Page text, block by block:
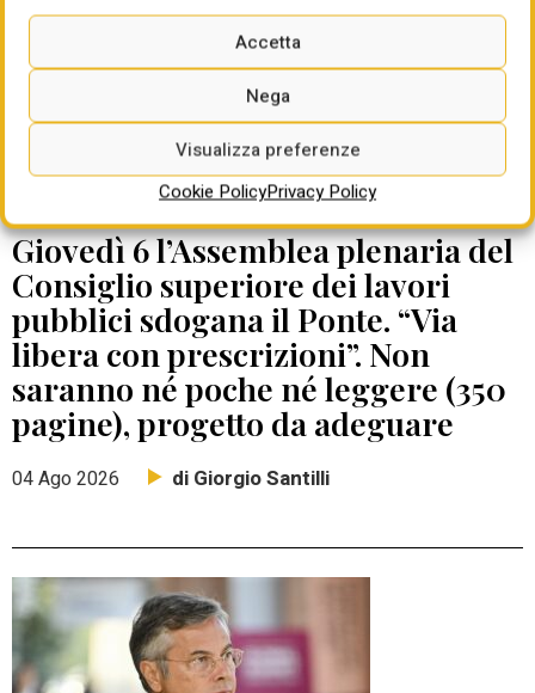
Accetta
Nega
Visualizza preferenze
Cookie PolicyPrivacy Policy
DATE DA RICORDARE
Giovedì 6 l’Assemblea plenaria del
Consiglio superiore dei lavori
pubblici sdogana il Ponte. “Via
libera con prescrizioni”. Non
saranno né poche né leggere (350
pagine), progetto da adeguare
04 Ago 2026 di Giorgio Santilli